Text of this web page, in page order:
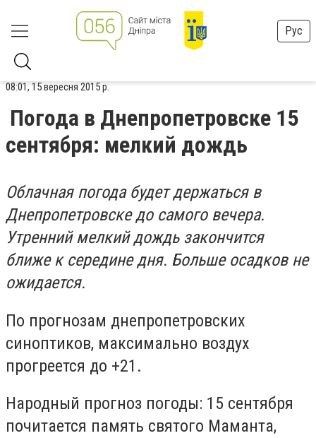
Рус
08:01, 15 вересня 2015 р.
Погода в Днепропетровске 15
сентября: мелкий дождь
Облачная погода будет держаться в
Днепропетровске до самого вечера.
Утренний мелкий дождь закончится
ближе к середине дня. Больше осадков не
ожидается.
По прогнозам днепропетровских
синоптиков, максимально воздух
прогреется до +21.
Народный прогноз погоды: 15 сентября
почитается память святого Маманта,